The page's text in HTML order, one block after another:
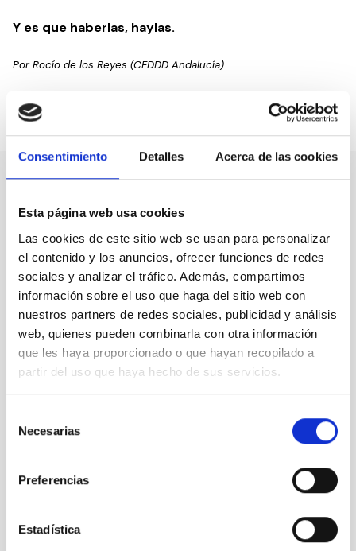
Consentimiento Detalles Acerca de las cookies
Esta página web usa cookies
Las cookies de este sitio web se usan para personalizar
el contenido y los anuncios, ofrecer funciones de redes
sociales y analizar el tráfico. Además, compartimos
información sobre el uso que haga del sitio web con
nuestros partners de redes sociales, publicidad y análisis
web, quienes pueden combinarla con otra información
que les haya proporcionado o que hayan recopilado a
partir del uso que haya hecho de sus servicios.
Necesarias
Preferencias
Estadística
Y es que haberlas, haylas.
Por Rocío de los Reyes (CEDDD Andalucía)
Compartir en:
Nuestro canal de Youtube
Todas las jornadas CEDDD, el podcast ‘El Rincón
Social’ y mucho más en formato audiovisual a un
solo clic.
Suscribirme
Suscríbete a la newsletter
CEDDD
relevante del sector social en un solo clic.